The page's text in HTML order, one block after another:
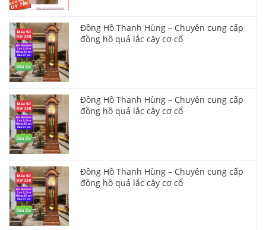
Đồng Hồ Thanh Hùng – Chuyên cung cấp
đồng hồ quả lắc cây cơ cổ
Đồng Hồ Thanh Hùng – Chuyên cung cấp
đồng hồ quả lắc cây cơ cổ
Đồng Hồ Thanh Hùng – Chuyên cung cấp
đồng hồ quả lắc cây cơ cổ